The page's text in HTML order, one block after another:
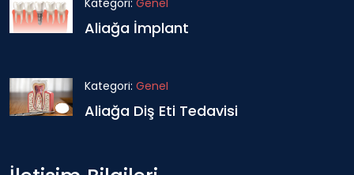
Kategori: Genel
Aliağa İmplant
Kategori: Genel
Aliağa Diş Eti Tedavisi